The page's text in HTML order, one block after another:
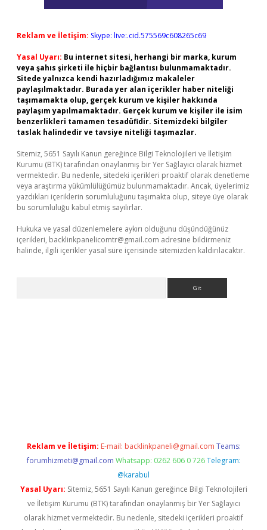
Reklam ve İletişim: Skype: live:.cid.575569c608265c69
Yasal Uyarı: Bu internet sitesi, herhangi bir marka, kurum
veya şahıs şirketi ile hiçbir bağlantısı bulunmamaktadır.
Sitede yalnızca kendi hazırladığımız makaleler
paylaşılmaktadır. Burada yer alan içerikler haber niteliği
taşımamakta olup, gerçek kurum ve kişiler hakkında
paylaşım yapılmamaktadır. Gerçek kurum ve kişiler ile isim
benzerlikleri tamamen tesadüfidir. Sitemizdeki bilgiler
taslak halindedir ve tavsiye niteliği taşımazlar.
Sitemiz, 5651 Sayılı Kanun gereğince Bilgi Teknolojileri ve İletişim
Kurumu (BTK) tarafından onaylanmış bir Yer Sağlayıcı olarak hizmet
vermektedir. Bu nedenle, sitedeki içerikleri proaktif olarak denetleme
veya araştırma yükümlülüğümüz bulunmamaktadır. Ancak, üyelerimiz
yazdıkları içeriklerin sorumluluğunu taşımakta olup, siteye üye olarak
bu sorumluluğu kabul etmiş sayılırlar.
Hukuka ve yasal düzenlemelere aykırı olduğunu düşündüğünüz
içerikleri, backlinkpanelicomtr@gmail.com adresine bildirmeniz
halinde, ilgili içerikler yasal süre içerisinde sitemizden kaldırılacaktır.
Reklam ve İletişim: E-mail: backlinkpaneli@gmail.com Teams:
forumhizmeti@gmail.com Whatsapp: 0262 606 0 726 Telegram:
@karabul
Yasal Uyarı: Sitemiz, 5651 Sayılı Kanun gereğince Bilgi Teknolojileri
ve İletişim Kurumu (BTK) tarafından onaylanmış bir Yer Sağlayıcı
olarak hizmet vermektedir. Bu nedenle, sitedeki içerikleri proaktif